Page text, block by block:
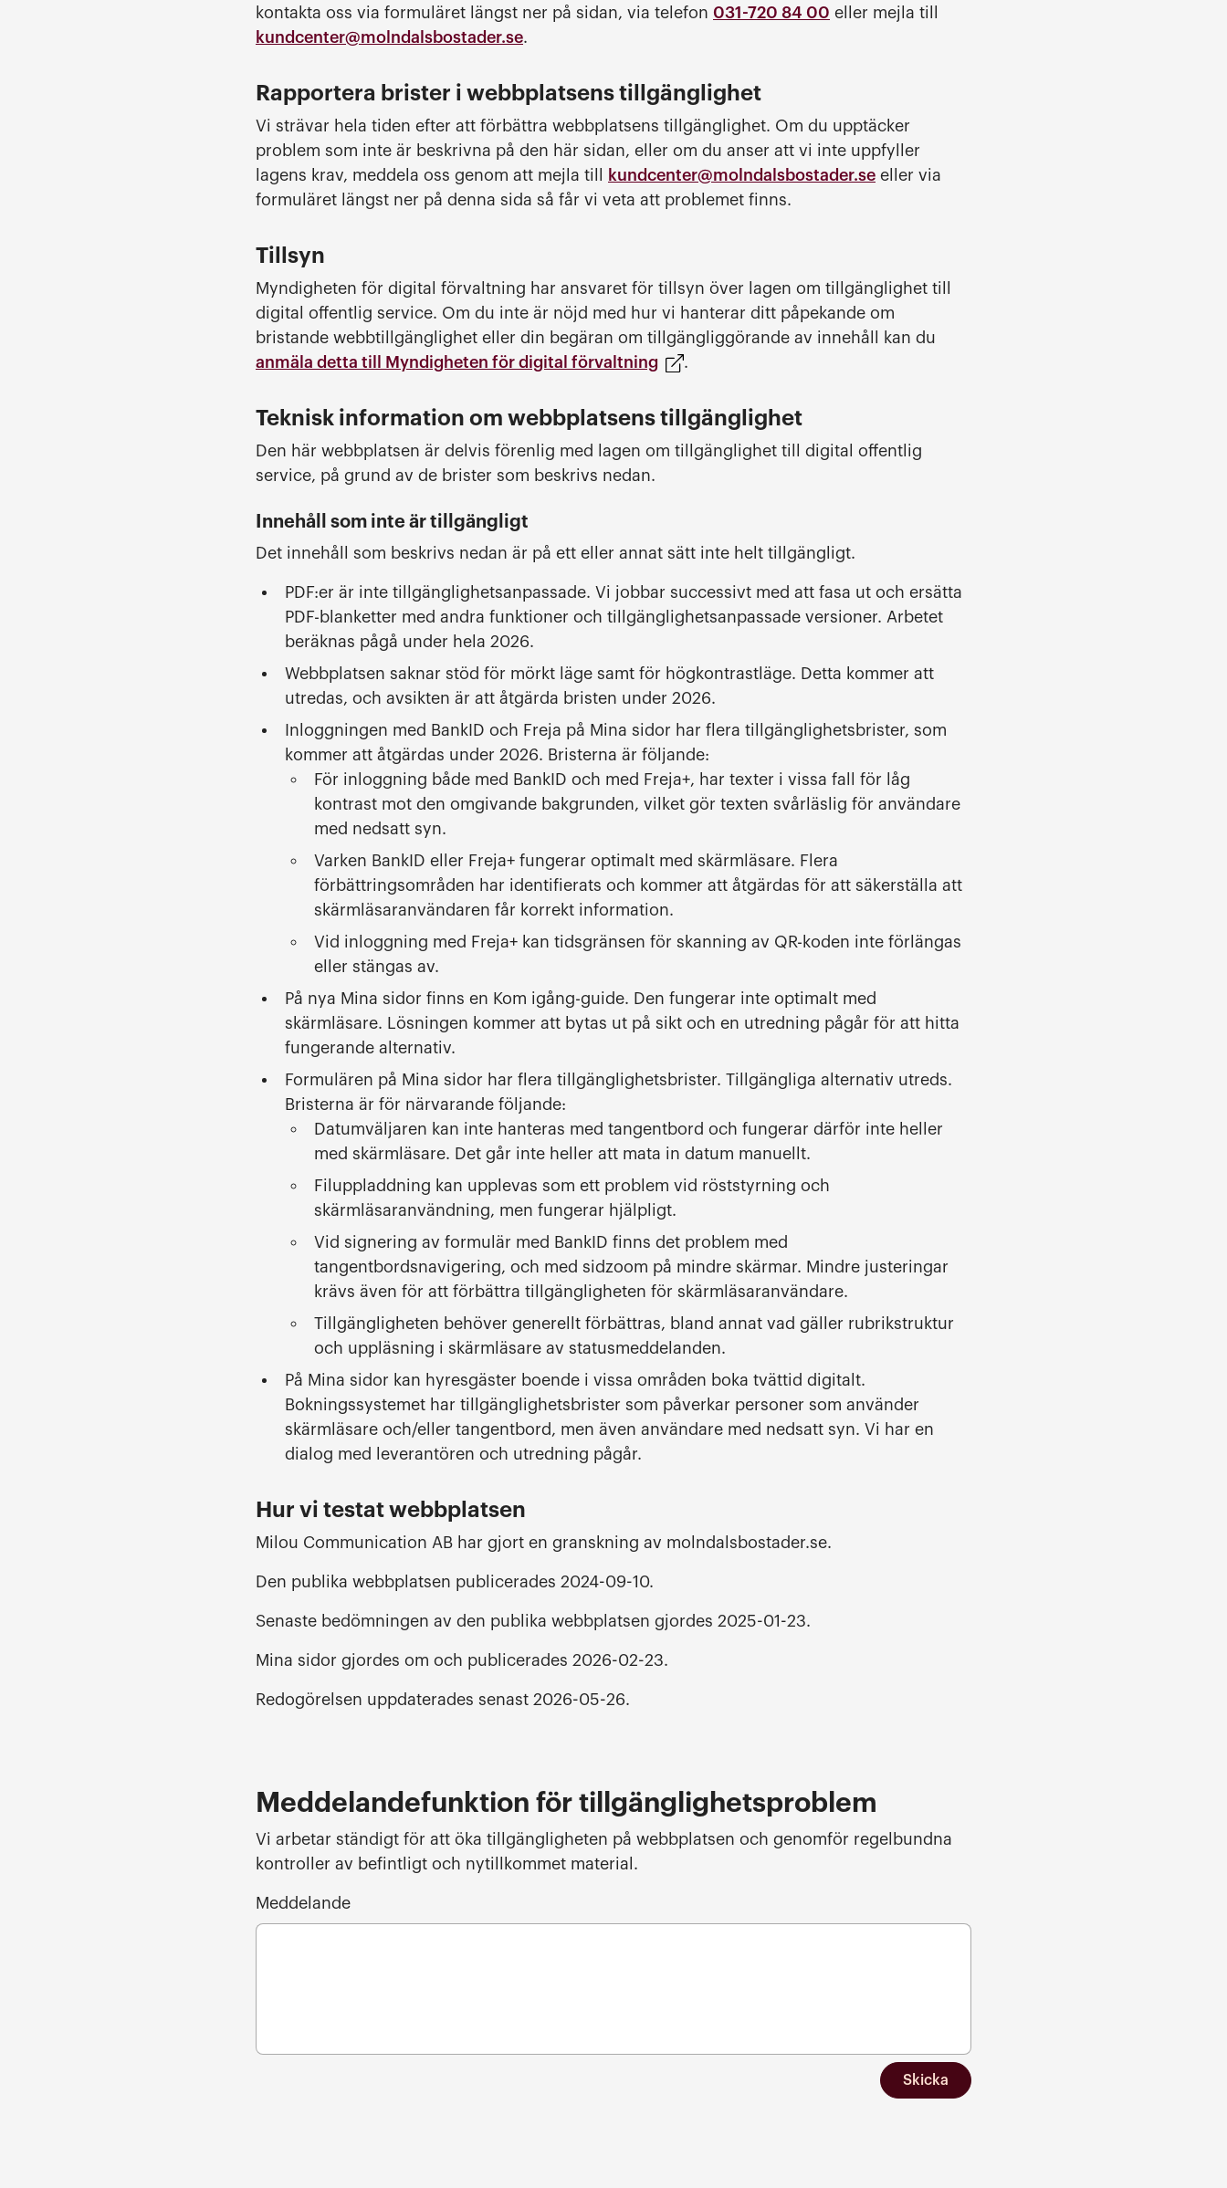
kontakta oss via formuläret längst ner på sidan, via telefon 031-720 84 00 eller mejla till
kundcenter@molndalsbostader.se.
Rapportera brister i webbplatsens tillgänglighet
Vi strävar hela tiden efter att förbättra webbplatsens tillgänglighet. Om du upptäcker
problem som inte är beskrivna på den här sidan, eller om du anser att vi inte uppfyller
lagens krav, meddela oss genom att mejla till
kundcenter@molndalsbostader.se eller via
formuläret längst ner på denna sida så får vi veta att problemet finns.
Tillsyn
Myndigheten för digital förvaltning har ansvaret för tillsyn över lagen om tillgänglighet till
digital offentlig service. Om du inte är nöjd med hur vi hanterar ditt påpekande om
bristande webbtillgänglighet eller din begäran om tillgängliggörande av innehåll kan du
anmäla detta till Myndigheten för digital förvaltning
.
Teknisk information om webbplatsens tillgänglighet
Den här webbplatsen är delvis förenlig med lagen om tillgänglighet till digital offentlig
service, på grund av de brister som beskrivs nedan.
Innehåll som inte är tillgängligt
Det innehåll som beskrivs nedan är på ett eller annat sätt inte helt tillgängligt.
PDF:er är inte tillgänglighetsanpassade. Vi jobbar successivt med att fasa ut och ersätta
PDF-blanketter med andra funktioner och tillgänglighetsanpassade versioner. Arbetet
beräknas pågå under hela 2026.
Webbplatsen saknar stöd för mörkt läge samt för högkontrastläge. Detta kommer att
utredas, och avsikten är att åtgärda bristen under 2026.
Inloggningen med BankID och Freja på Mina sidor har flera tillgänglighetsbrister, som
kommer att åtgärdas under 2026. Bristerna är följande:
För inloggning både med BankID och med Freja+, har texter i vissa fall för låg
kontrast mot den omgivande bakgrunden, vilket gör texten svårläslig för användare
med nedsatt syn.
Varken BankID eller Freja+ fungerar optimalt med skärmläsare. Flera
förbättringsområden har identifierats och kommer att åtgärdas för att säkerställa att
skärmläsaranvändaren får korrekt information.
Vid inloggning med Freja+ kan tidsgränsen för skanning av QR-koden inte förlängas
eller stängas av.
På nya Mina sidor finns en Kom igång-guide. Den fungerar inte optimalt med
skärmläsare. Lösningen kommer att bytas ut på sikt och en utredning pågår för att hitta
fungerande alternativ.
Formulären på Mina sidor har flera tillgänglighetsbrister. Tillgängliga alternativ utreds.
Bristerna är för närvarande följande:
Datumväljaren kan inte hanteras med tangentbord och fungerar därför inte heller
med skärmläsare. Det går inte heller att mata in datum manuellt.
Filuppladdning kan upplevas som ett problem vid röststyrning och
skärmläsaranvändning, men fungerar hjälpligt.
Vid signering av formulär med BankID finns det problem med
tangentbordsnavigering, och med sidzoom på mindre skärmar. Mindre justeringar
krävs även för att förbättra tillgängligheten för skärmläsaranvändare.
Tillgängligheten behöver generellt förbättras, bland annat vad gäller rubrikstruktur
och uppläsning i skärmläsare av statusmeddelanden.
På Mina sidor kan hyresgäster boende i vissa områden boka tvättid digitalt.
Bokningssystemet har tillgänglighetsbrister som påverkar personer som använder
skärmläsare och/eller tangentbord, men även användare med nedsatt syn. Vi har en
dialog med leverantören och utredning pågår.
Hur vi testat webbplatsen
Milou Communication AB har gjort en granskning av molndalsbostader.se.
Den publika webbplatsen publicerades 2024-09-10.
Senaste bedömningen av den publika webbplatsen gjordes 2025-01-23.
Mina sidor gjordes om och publicerades 2026-02-23.
Redogörelsen uppdaterades senast 2026-05-26.
Meddelandefunktion för tillgänglighetsproblem
Vi arbetar ständigt för att öka tillgängligheten på webbplatsen och genomför regelbundna
kontroller av befintligt och nytillkommet material.
Meddelande
Skicka